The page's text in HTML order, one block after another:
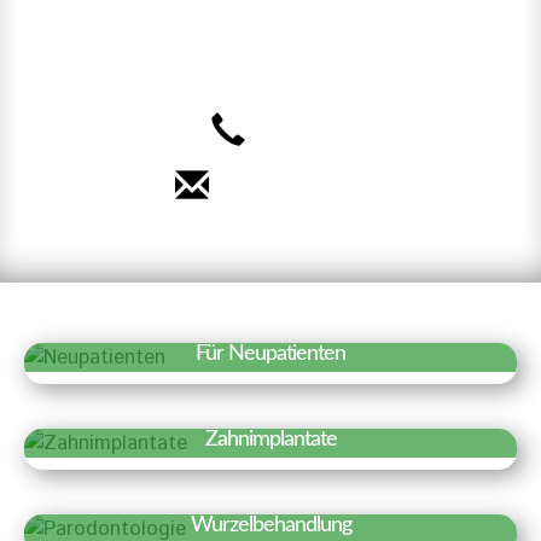
Für Neupatienten
Wir freuen uns über Ihr Interesse an
unserer Praxis. Auf einen Blick haben wir
Informationen für einen ersten Termin
Erfahren Sie mehr »
Zahnimplantate
Zahnimplantate sind künstliche
Erfahren Sie mehr »
Wurzelbehandlung